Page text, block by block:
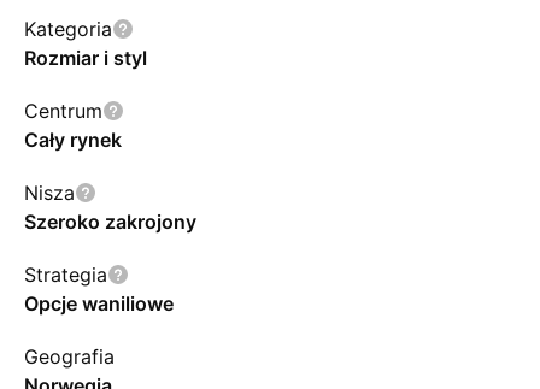
Kategoria
Rozmiar i styl
Centrum
Cały rynek
Nisza
Szeroko zakrojony
Strategia
Opcje waniliowe
Geografia